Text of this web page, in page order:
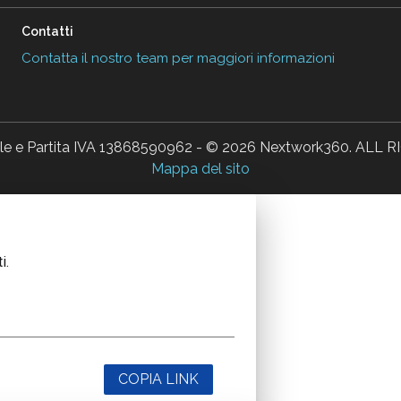
Contatti
Contatta il nostro team per maggiori informazioni
e Partita IVA 13868590962 - © 2026 Nextwork360. ALL
Mappa del sito
COPIA LINK